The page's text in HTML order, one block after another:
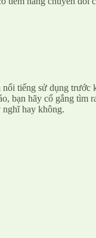
tiếng sử dụng trước
bạn hãy cố gắng tìm
nghĩ hay không.